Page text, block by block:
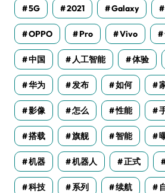
5G 2021 Galaxy
OPPO Pro Vivo
中国 人工智能 体验
华为 发布 如何
影像 怎么 性能
搭载 旗舰 智能
机器 机器人 正式
科技 系列 续航